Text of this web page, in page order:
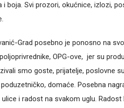
i boja. Svi prozori, okućnice, izlozi,
Grad posebno je ponosno na
OPG-ove, jer su
smo goste, prijatelje, poslovne
domaće. Posebna
ulice i radost na svakom uglu.